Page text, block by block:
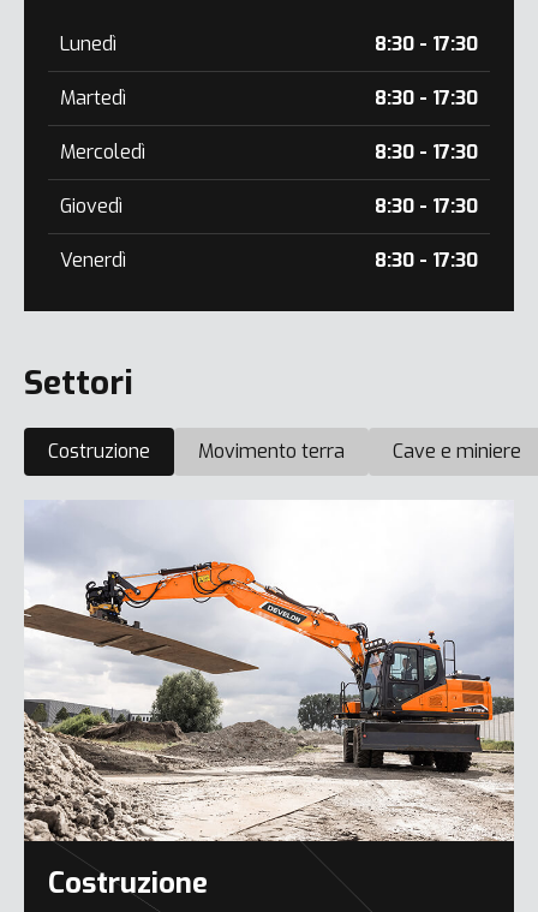
Lunedì 8:30 - 17:30
Martedì 8:30 - 17:30
Mercoledì 8:30 - 17:30
Giovedì 8:30 - 17:30
Venerdì 8:30 - 17:30
Settori
Costruzione Movimento terra Cave e miniere
Costruzione